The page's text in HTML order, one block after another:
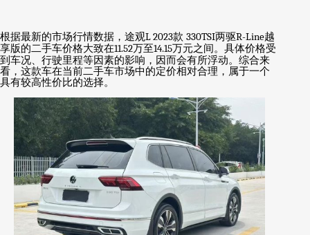
根据最新的市场行情数据，途观L 2023款 330TSI两驱R-Line越
享版的二手车价格大致在11.52万至14.15万元之间。具体价格受
到车况、行驶里程等因素的影响，因而会有所浮动。综合来
看，这款车在当前二手车市场中的定价相对合理，属于一个
具有较高性价比的选择。